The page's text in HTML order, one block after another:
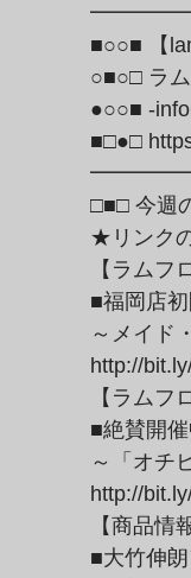
■○○■ 【
○■○□ ラ
●○○■ -
■□●□
□■□ 今週
★リンク
【ラムフ
■福岡店
～メイド
http://
【ラムフ
■絶賛開
～「オチ
http://
【商品情
■大竹伸